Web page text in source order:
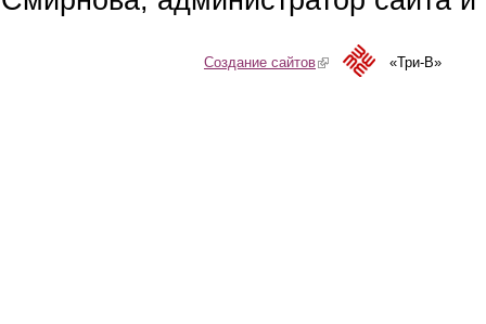
Создание сайтов(link is external)«Три-В»